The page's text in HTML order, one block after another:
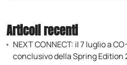
Articoli recenti
NEXT CONNECT: il 7 luglio a
conclusivo della Spring Edition